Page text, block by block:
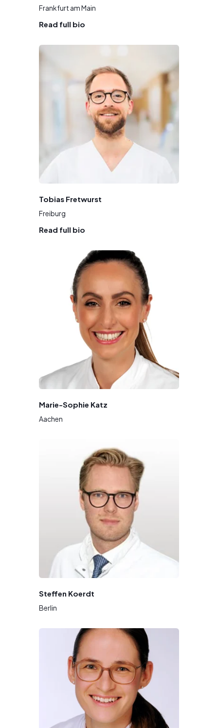
Frankfurt am Main
Read full bio
Tobias Fretwurst
Freiburg
Read full bio
Marie-Sophie Katz
Aachen
Steffen Koerdt
Berlin